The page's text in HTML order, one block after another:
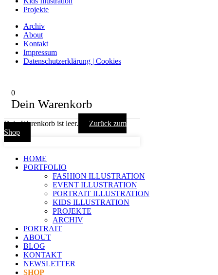
Projekte
Archiv
About
Kontakt
Impressum
Datenschutzerklärung | Cookies
0
Dein Warenkorb
Dein Warenkorb ist leer.
Zurück zum
Shop
HOME
PORTFOLIO
FASHION ILLUSTRATION
EVENT ILLUSTRATION
PORTRAIT ILLUSTRATION
KIDS ILLUSTRATION
PROJEKTE
ARCHIV
PORTRAIT
ABOUT
BLOG
KONTAKT
NEWSLETTER
SHOP